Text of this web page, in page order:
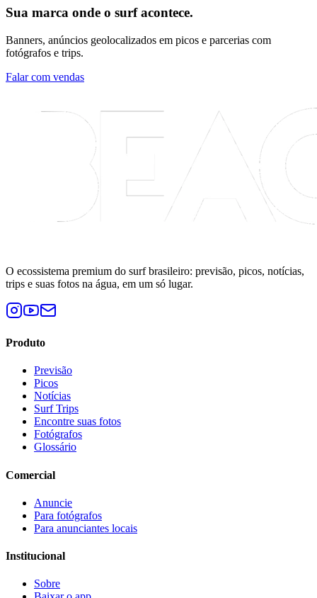
Sua marca onde o surf acontece.
Banners, anúncios geolocalizados em picos e parcerias com
fotógrafos e trips.
Falar com vendas
O ecossistema premium do surf brasileiro: previsão, picos, notícias,
trips e suas fotos na água, em um só lugar.
Produto
Previsão
Picos
Notícias
Surf Trips
Encontre suas fotos
Fotógrafos
Glossário
Comercial
Anuncie
Para fotógrafos
Para anunciantes locais
Institucional
Sobre